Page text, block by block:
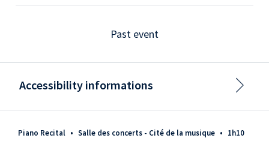
Piano Recital • Salle des concerts - Cité de la musique • 1h10
Past event
Accessibility informations